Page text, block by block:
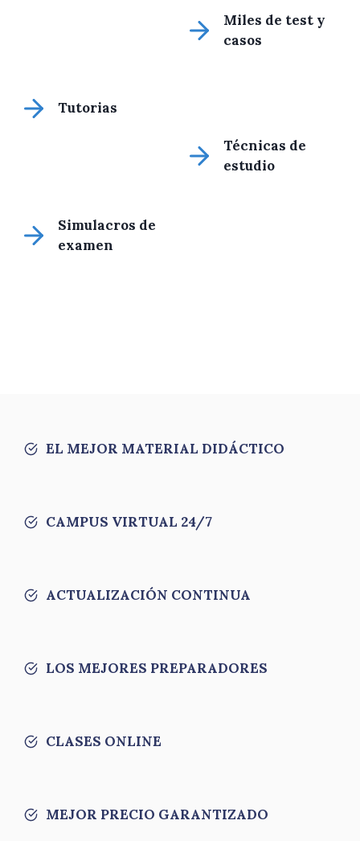
Miles de test y
casos
Tutorias
Técnicas de
estudio
Simulacros de
examen
EL MEJOR MATERIAL DIDÁCTICO
CAMPUS VIRTUAL 24/7
ACTUALIZACIÓN CONTINUA
LOS MEJORES PREPARADORES
CLASES ONLINE
MEJOR PRECIO GARANTIZADO